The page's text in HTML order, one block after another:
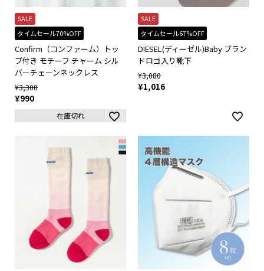
SALE
タイムセール70%OFF
Confirm（コンファーム）トッ
プ付き モチーフ チャーム シル
バーチェーンネックレス
¥3,300
¥990
在庫切れ
SALE
タイムセール67%OFF
DIESEL(ディーゼル)Baby ブラン
ドロゴ入り靴下
¥3,080
¥1,016